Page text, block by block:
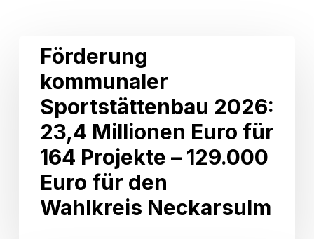
kommunaler
Sportstättenbau
2026:
Millionen
Projekte
Förderung
kommunaler
Sportstättenbau 2026:
23,4 Millionen Euro für
164 Projekte – 129.000
Euro für den
Wahlkreis Neckarsulm